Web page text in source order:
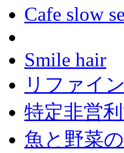
Cafe slow
Smile hair
リファイ
特定非営
魚と野菜